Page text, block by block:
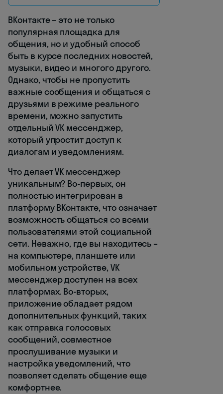
ВКонтакте – это не только
популярная площадка для
общения, но и удобный способ
быть в курсе последних новостей,
музыки, видео и многого другого.
Однако, чтобы не пропустить
важные сообщения и общаться с
друзьями в режиме реального
времени, можно запустить
отдельный VK мессенджер,
который упростит доступ к
диалогам и уведомлениям.
Что делает VK мессенджер
уникальным? Во-первых, он
полностью интегрирован в
платформу ВКонтакте, что означает
возможность общаться со всеми
пользователями этой социальной
сети. Неважно, где вы находитесь –
на компьютере, планшете или
мобильном устройстве, VK
мессенджер доступен на всех
платформах. Во-вторых,
приложение обладает рядом
дополнительных функций, таких
как отправка голосовых
сообщений, совместное
прослушивание музыки и
настройка уведомлений, что
позволяет сделать общение еще
комфортнее.